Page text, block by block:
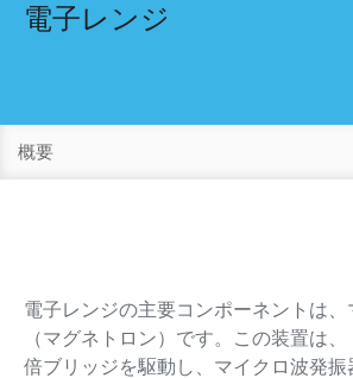
電子レンジ
概要
電子レンジの主要コンポーネントは
（マグネトロン）です。この装置は
倍ブリッジを駆動し、マイクロ波発振